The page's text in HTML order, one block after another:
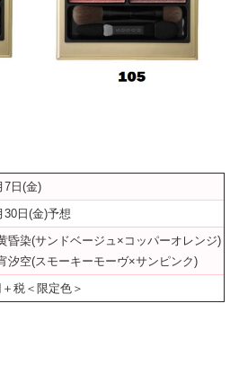
7日(金)
30日(金)予想
昏染(サンドベージュ×コッパーオレンジ)
汐空(スモーキーモーヴ×サンピンク)
税＜限定色＞